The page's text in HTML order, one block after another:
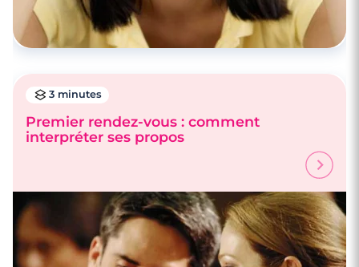
3 minutes
Premier rendez-vous : comment
interpréter ses propos